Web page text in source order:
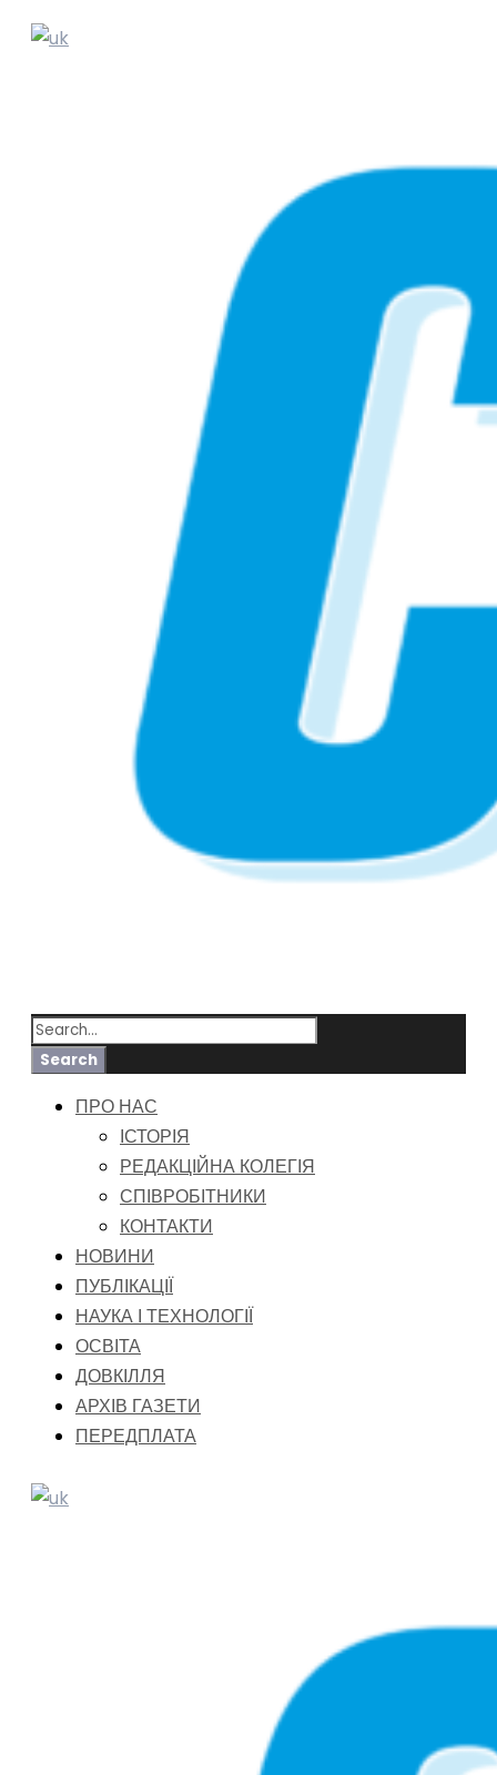
ПРО НАС
ІСТОРІЯ
РЕДАКЦІЙНА КОЛЕГІЯ
СПІВРОБІТНИКИ
КОНТАКТИ
НОВИНИ
ПУБЛІКАЦІЇ
НАУКА І ТЕХНОЛОГІЇ
ОСВІТА
ДОВКІЛЛЯ
АРХІВ ГАЗЕТИ
ПЕРЕДПЛАТА